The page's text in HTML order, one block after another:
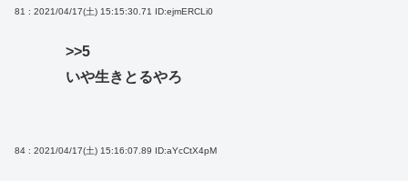
81 : 2021/04/17(土) 15:15:30.71 ID:ejmERCLi0
>>5
いや生きとるやろ
84 : 2021/04/17(土) 15:16:07.89 ID:aYcCtX4pM